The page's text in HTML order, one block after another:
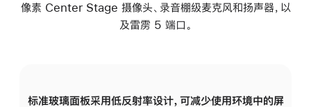
像素 Center Stage 摄像头、录音棚级麦克风和扬声器，以
及雷雳 5 端口。
标准玻璃面板采用低反射率设计，可减少使用环境中的屏